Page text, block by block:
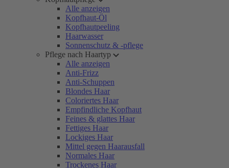
Alle anzeigen
Kopfhaut-Öl
Kopfhautpeeling
Haarwasser
Sonnenschutz & -pflege
Pflege nach Haartyp
Alle anzeigen
Anti-Frizz
Anti-Schuppen
Blondes Haar
Coloriertes Haar
Empfindliche Kopfhaut
Feines & glattes Haar
Fettiges Haar
Lockiges Haar
Mittel gegen Haarausfall
Normales Haar
Trockenes Haar